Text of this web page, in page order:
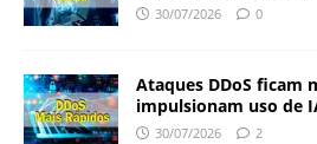
30/07/2026 0
Ataques DDoS ficam
impulsionam uso de
30/07/2026 2